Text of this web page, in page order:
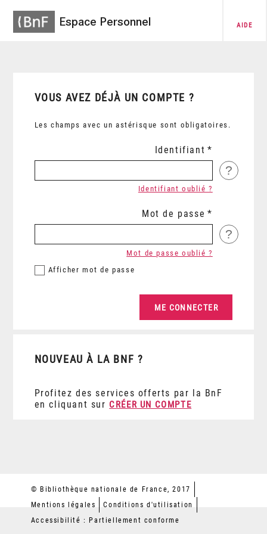
Espace Personnel AIDE
VOUS AVEZ DÉJÀ UN COMPTE ?
Les champs avec un astérisque sont obligatoires.
Identifiant
?
Identifiant oublié ?
Mot de passe
?
Afficher mot de passe
Mot de passe oublié ?
NOUVEAU À LA BNF ?
Profitez des services offerts par la BnF
en cliquant sur CRÉER UN COMPTE
© Bibliothèque nationale de France, 2017
Mentions légales
Conditions d'utilisation
Accessibilité : Partiellement conforme